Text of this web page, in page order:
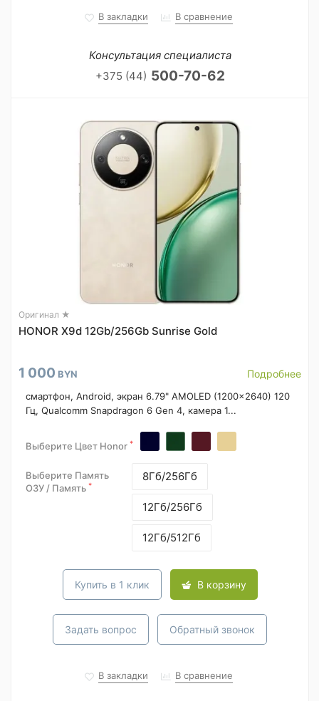
В закладки В сравнение
Консультация специалиста
+375 (44) 500-70-62
Оригинал ★
HONOR X9d 12Gb/256Gb Sunrise Gold
1 000 BYN Подробнее
смартфон, Android, экран 6.79" AMOLED (1200x2640) 120
Гц, Qualcomm Snapdragon 6 Gen 4, камера 1...
Выберите Цвет Honor *
Выберите Память
ОЗУ / Память *
8Гб/256Гб
12Гб/256Гб
12Гб/512Гб
Купить в 1 клик В корзину
Задать вопрос Обратный звонок
В закладки В сравнение